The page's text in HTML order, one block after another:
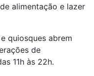
alimentação e lazer
quiosques abrem
de
11h às 22h.